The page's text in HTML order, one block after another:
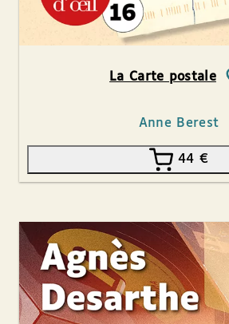
La Carte postale
Anne Berest
44 €